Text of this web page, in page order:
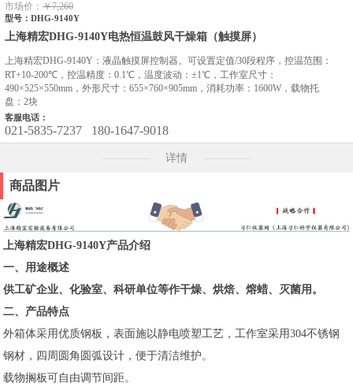
市场价： ￥7,260
型号：DHG-9140Y
上海精宏DHG-9140Y电热恒温鼓风干燥箱（触摸屏）
上海精宏DHG-9140Y：液晶触摸屏控制器。可设置定值/30段程序，控温范围：
RT+10-200℃，控温精度：0.1℃，温度波动：±1℃，工作室尺寸：
490×525×550mm，外形尺寸：655×760×905mm，消耗功率：1600W，载物托
盘：2块
客服电话：
021-5835-7237 180-1647-9018
详情
商品图片
上海精宏DHG-9140Y产品介绍
一、用途概述
供工矿企业、化验室、科研单位等作干燥、烘焙、熔蜡、灭菌用。
二、产品特点
外箱体采用优质钢板，表面施以静电喷塑工艺，工作室采用304不锈钢
钢材，四周圆角圆弧设计，便于清洁维护。
载物搁板可自由调节间距。